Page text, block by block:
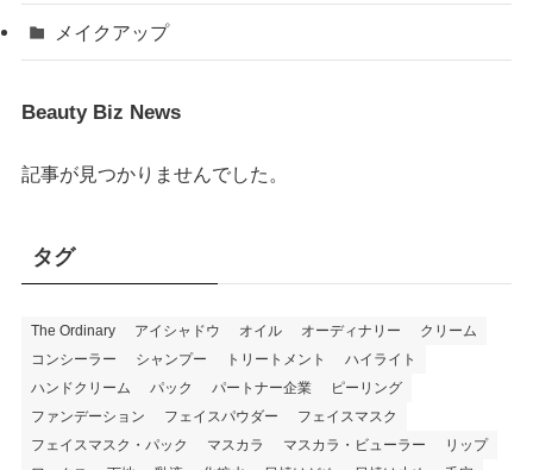
メイクアップ
Beauty Biz News
記事が見つかりませんでした。
タグ
The Ordinary アイシャドウ オイル オーディナリー
クリーム
コンシーラー
シャンプー トリートメント
ハイライト
ハンドクリーム
パック パートナー企業
ピーリング
ファンデーション
フェイスパウダー
フェイスマスク
フェイスマスク・パック
マスカラ マスカラ・ビューラー
リップ